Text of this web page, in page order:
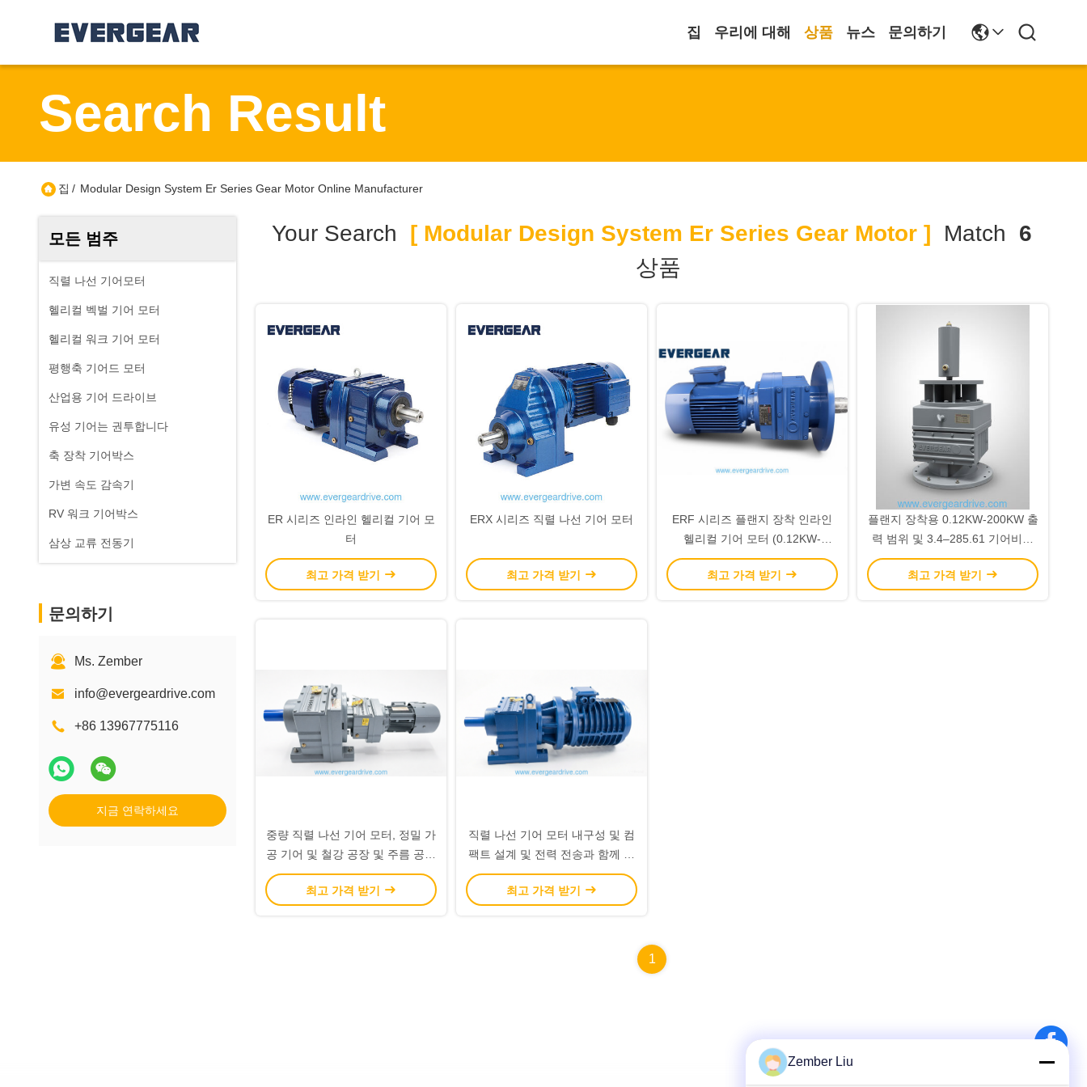
집 우리에 대해 상품 뉴스 문의하기
Search Result
집 / Modular Design System Er Series Gear Motor Online Manufacturer
모든 범주
직렬 나선 기어모터
헬리컬 벡벌 기어 모터
헬리컬 워크 기어 모터
평행축 기어드 모터
산업용 기어 드라이브
유성 기어는 권투합니다
축 장착 기어박스
가변 속도 감속기
RV 워크 기어박스
삼상 교류 전동기
문의하기
Ms. Zember
info@evergeardrive.com
+86 13967775116
지금 연락하세요
Your Search [ Modular Design System Er Series Gear Motor ] Match 6
상품
ER 시리즈 인라인 헬리컬 기어 모
터
최고 가격 받기
ERX 시리즈 직렬 나선 기어 모터
최고 가격 받기
ERF 시리즈 플랜지 장착 인라인
헬리컬 기어 모터 (0.12KW-
200KW 출력 범위 및 3.4–285.61
비율)
최고 가격 받기
플랜지 장착용 0.12KW-200KW 출
력 범위 및 3.4–285.61 기어비의
경제적인 ERF 시리즈 헬리컬 스피
드 리듀서
최고 가격 받기
중량 직렬 나선 기어 모터, 정밀 가
공 기어 및 철강 공장 및 주름 공장
용 높은 부하 용량
최고 가격 받기
직렬 나선 기어 모터 내구성 및 컴
팩트 설계 및 전력 전송과 함께 산
업 자동화 애플리케이션에 대한 솔
루션
최고 가격 받기
1
Zember Liu